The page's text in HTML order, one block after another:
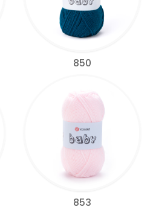
850
853